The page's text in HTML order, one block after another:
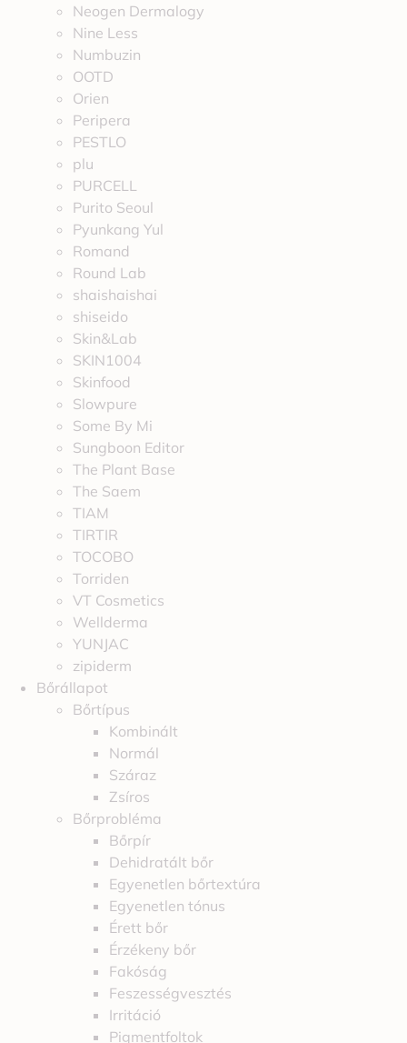
Neogen Dermalogy
Nine Less
Numbuzin
OOTD
Orien
Peripera
PESTLO
plu
PURCELL
Purito Seoul
Pyunkang Yul
Romand
Round Lab
shaishaishai
shiseido
Skin&Lab
SKIN1004
Skinfood
Slowpure
Some By Mi
Sungboon Editor
The Plant Base
The Saem
TIAM
TIRTIR
TOCOBO
Torriden
VT Cosmetics
Wellderma
YUNJAC
zipiderm
Bőrállapot
Bőrtípus
Kombinált
Normál
Száraz
Zsíros
Bőrprobléma
Bőrpír
Dehidratált bőr
Egyenetlen bőrtextúra
Egyenetlen tónus
Érett bőr
Érzékeny bőr
Fakóság
Feszességvesztés
Irritáció
Pigmentfoltok